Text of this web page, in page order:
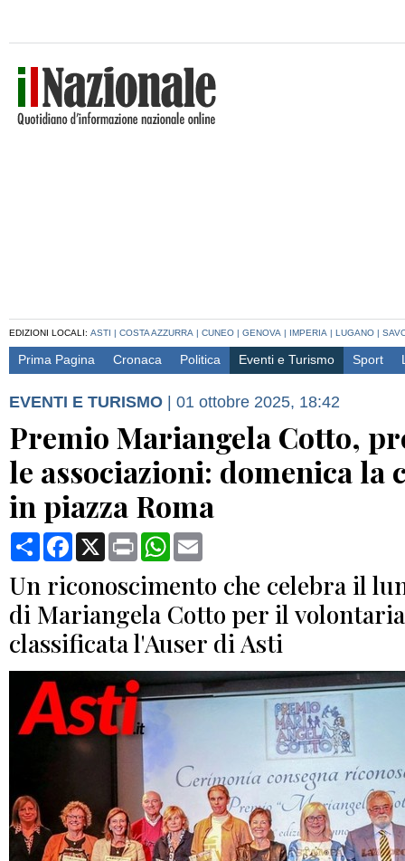
EDIZIONI LOCALI: ASTI | COSTA AZZURRA | CUNEO | GENOVA | IMPERIA | LUGANO |
Prima Pagina Cronaca Politica Eventi e Turismo Sport
EVENTI E TURISMO | 01 ottobre 2025, 18:42
Premio Mariangela Cotto,
le associazioni: domenica la
in piazza Roma
CondividiFacebook
X Print WhatsApp
Un riconoscimento che celebra il
di Mariangela Cotto per il
classificata l'Auser di Asti